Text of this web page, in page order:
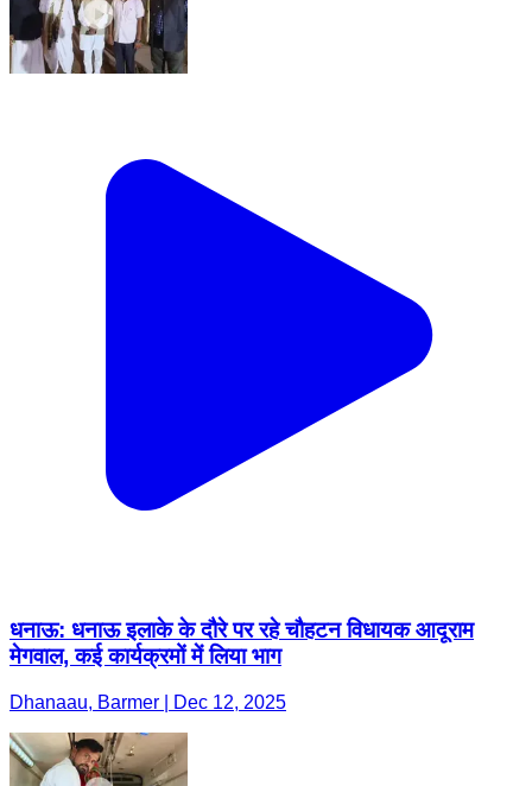
धनाऊ: धनाऊ इलाके के दौरे पर रहे चौहटन विधायक आदूराम
मेगवाल, कई कार्यक्रमों में लिया भाग
Dhanaau, Barmer | Dec 12, 2025